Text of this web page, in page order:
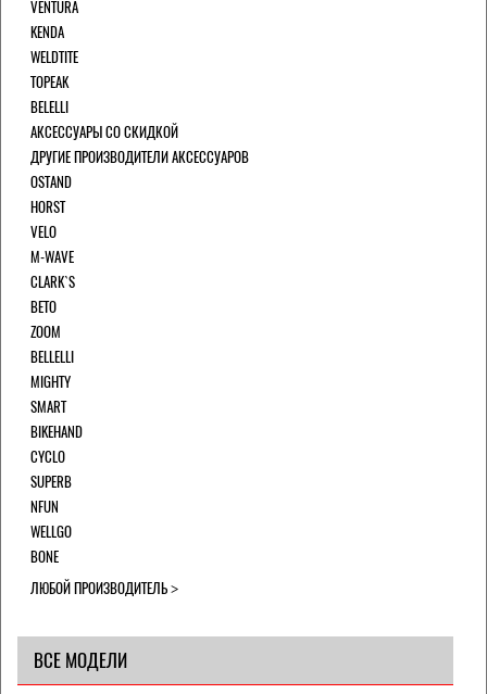
VENTURA
KENDA
WELDTITE
TOPEAK
BELELLI
АКСЕССУАРЫ СО СКИДКОЙ
ДРУГИЕ ПРОИЗВОДИТЕЛИ АКСЕССУАРОВ
OSTAND
HORST
VELO
M-WAVE
CLARK`S
BETO
ZOOM
BELLELLI
MIGHTY
SMART
BIKEHAND
CYCLO
SUPERB
NFUN
WELLGO
BONE
ЛЮБОЙ ПРОИЗВОДИТЕЛЬ
ВСЕ МОДЕЛИ